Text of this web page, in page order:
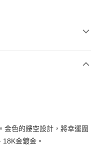
金色的鏤空設計，將幸運圍
金鍍金。